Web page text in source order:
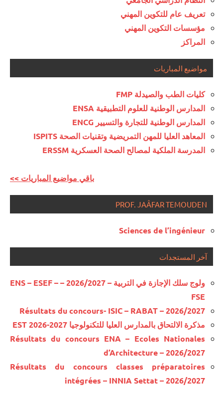
تعريف عام للتكوين المهني
مؤسسات التكوين المهني
المراكز
مواضيع المباريات
كليات الطب والصيدلة FMP
المدارس الوطنية للعلوم التطبيقية ENSA
المدارس الوطنية للتجارة والتسيير ENCG
المعاهد العليا للمهن التمريضية وتقنيات الصحة ISPITS
المدرسة الملكية لمصالح الصحة العسكرية ERSSM
<< باقي مواضيع المباريات
PROF. JAÂFAR TEMOUDEN
Sciences de l’ingénieur
آخر المستجدات
ولوج سلك الإجازة في التربية – 2026/2027 – ENS – ESEF –
FSE
Résultats du concours- ISIC – RABAT – 2026/2027
مذكرة الالتحاق بالمدارس العليا للتكنولوجيا EST 2026-2027
Résultats du concours ENA – Ecoles Nationales
d’Architecture – 2026/2027
Résultats du concours classes préparatoires
intégrées – INNIA Settat – 2026/2027